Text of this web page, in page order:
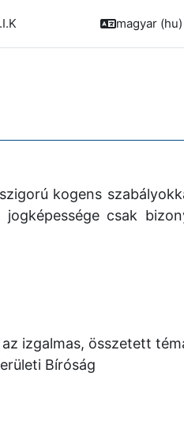
magyar ‎(hu)‎
kogens
csak
izgalmas, összetett
Bíróság